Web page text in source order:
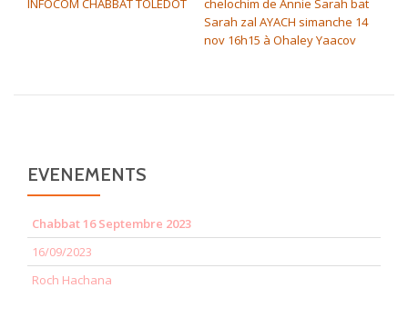
INFOCOM CHABBAT TOLEDOT
chelochim de Annie Sarah bat
Sarah zal AYACH simanche 14
nov 16h15 à Ohaley Yaacov
EVENEMENTS
Chabbat 16 Septembre 2023
16/09/2023
Roch Hachana